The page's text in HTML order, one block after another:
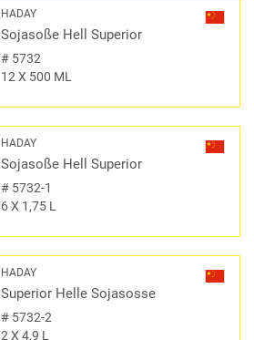
HADAY
Sojasoße Hell Superior
#5732
12 X 500 ML
HADAY
Sojasoße Hell Superior
#5732-1
6 X 1,75 L
HADAY
Superior Helle Sojasosse
#5732-2
2 X 4,9 L